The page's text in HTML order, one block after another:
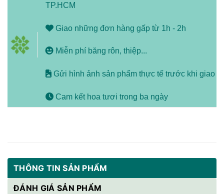
TP.HCM
Giao những đơn hàng gấp từ 1h - 2h
Miễn phí băng rôn, thiệp...
Gửi hình ảnh sản phẩm thực tế trước khi giao
Cam kết hoa tươi trong ba ngày
THÔNG TIN SẢN PHẨM
ĐÁNH GIÁ SẢN PHẨM